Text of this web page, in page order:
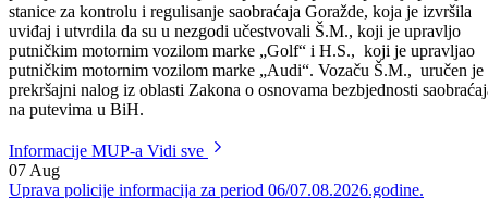
Dana 12.05.2013.godine u 00,10 sati na raskrsnici u ulici 31.Drinske
brigade dogodila se saobraćajna nezgoda sa materijalnom štetom, bez
povrijeđenih lica. Na lice mjesta upućena je patrola policije policijske
stanice za kontrolu i regulisanje saobraćaja Goražde, koja je izvršila
uviđaj i utvrdila da su u nezgodi učestvovali Š.M., koji je upravljo
putničkim motornim vozilom marke „Golf“ i H.S., koji je upravljao
prekršajni nalog iz oblasti Zakona o osnovama bezbjednosti
na putevima u BiH.